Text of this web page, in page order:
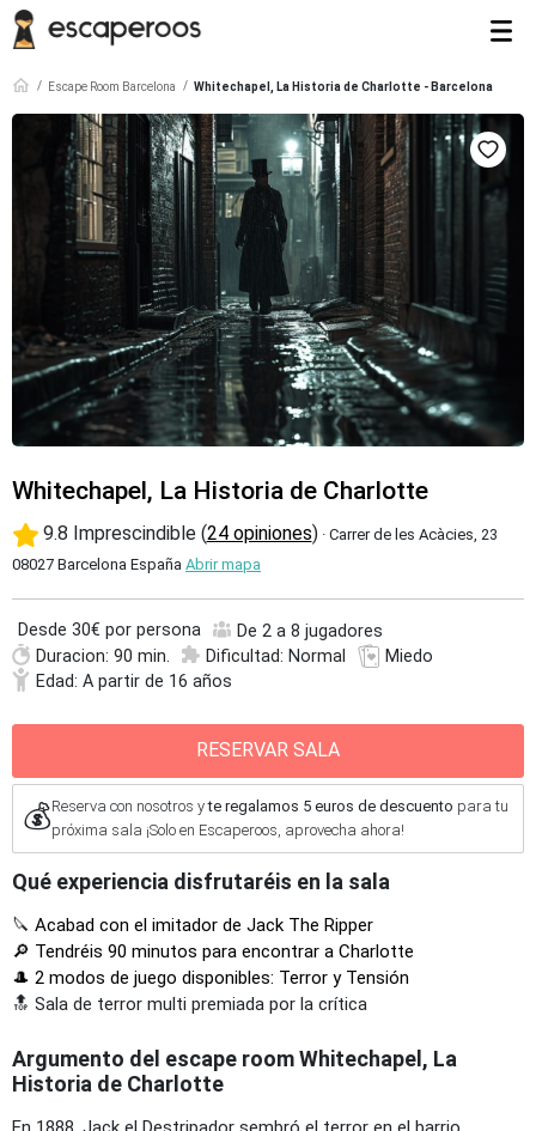
Escape Room Barcelona Whitechapel, La Historia de Charlotte - Barcelona
Whitechapel, La Historia de Charlotte
9.8 Imprescindible (24 opiniones)· Carrer de les Acàcies, 23
08027 Barcelona España Abrir mapa
Desde 30€ por persona
De 2 a 8 jugadores
Duracion: 90 min.
Dificultad: Normal
Miedo
Edad: A partir de 16 años
RESERVAR SALA
💰Reserva con nosotros yte regalamos 5 euros de descuento para tu
próxima sala ¡Solo en Escaperoos, aprovecha ahora!
Qué experiencia disfrutaréis en la sala
🔪 Acabad con el imitador de Jack The Ripper
🔎 Tendréis 90 minutos para encontrar a Charlotte
🎩 2 modos de juego disponibles: Terror y Tensión
🔝 Sala de terror multi premiada por la crítica
Argumento del escape room Whitechapel, La
Historia de Charlotte